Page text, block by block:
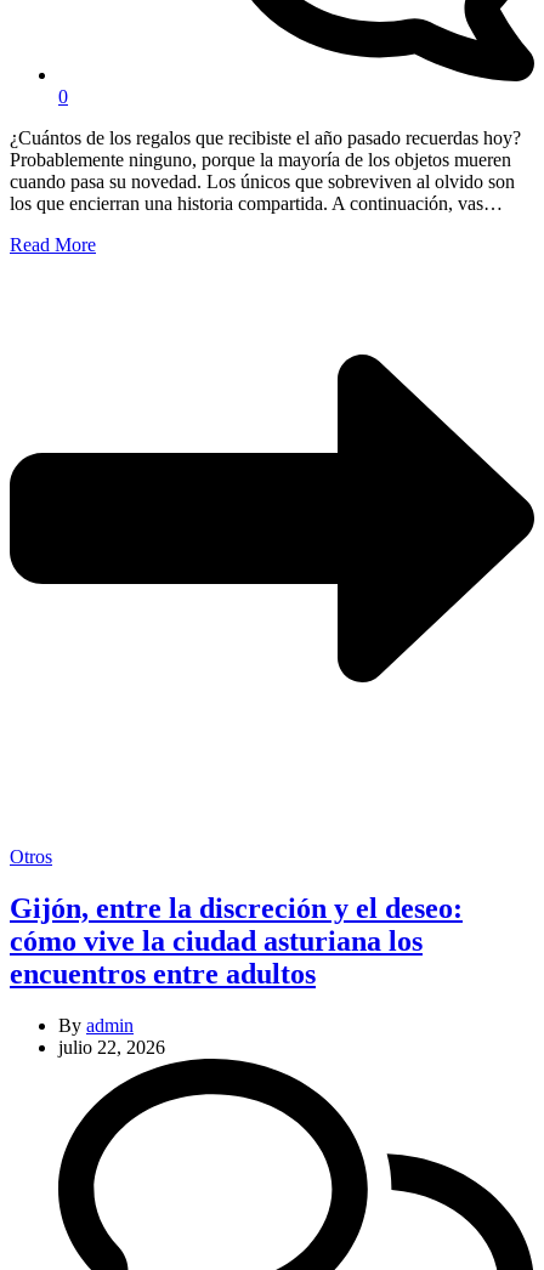
0
¿Cuántos de los regalos que recibiste el año pasado recuerdas hoy?
Probablemente ninguno, porque la mayoría de los objetos mueren
cuando pasa su novedad. Los únicos que sobreviven al olvido son
los que encierran una historia compartida. A continuación, vas…
Read More
Categories
Otros
Gijón, entre la discreción y el deseo:
cómo vive la ciudad asturiana los
encuentros entre adultos
By admin
julio 22, 2026